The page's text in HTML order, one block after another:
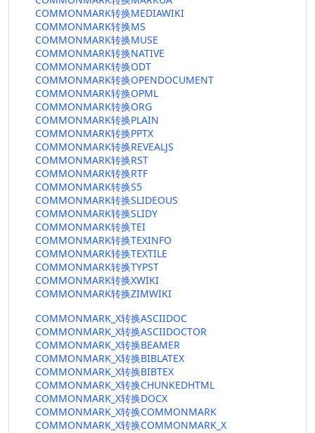
COMMONMARK转换MEDIAWIKI
COMMONMARK转换MS
COMMONMARK转换MUSE
COMMONMARK转换NATIVE
COMMONMARK转换ODT
COMMONMARK转换OPENDOCUMENT
COMMONMARK转换OPML
COMMONMARK转换ORG
COMMONMARK转换PLAIN
COMMONMARK转换PPTX
COMMONMARK转换REVEALJS
COMMONMARK转换RST
COMMONMARK转换RTF
COMMONMARK转换S5
COMMONMARK转换SLIDEOUS
COMMONMARK转换SLIDY
COMMONMARK转换TEI
COMMONMARK转换TEXINFO
COMMONMARK转换TEXTILE
COMMONMARK转换TYPST
COMMONMARK转换XWIKI
COMMONMARK转换ZIMWIKI
COMMONMARK_X转换ASCIIDOC
COMMONMARK_X转换ASCIIDOCTOR
COMMONMARK_X转换BEAMER
COMMONMARK_X转换BIBLATEX
COMMONMARK_X转换BIBTEX
COMMONMARK_X转换CHUNKEDHTML
COMMONMARK_X转换DOCX
COMMONMARK_X转换COMMONMARK
COMMONMARK_X转换COMMONMARK_X